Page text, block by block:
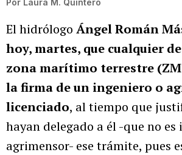
Por Laura M. Quintero
El hidrólogo Ángel Román
hoy, martes, que cualquier
zona marítimo terrestre
la firma de un ingeniero o
licenciado, al tiempo que
hayan delegado a él -que no
agrimensor- ese trámite, pues